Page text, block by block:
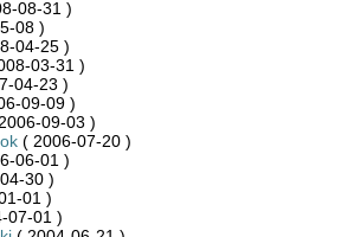
08-31 )
08 )
04-25 )
03-31 )
04-23 )
09-09 )
09-03 )
( 2006-07-20 )
06-01 )
30 )
01 )
07-01 )